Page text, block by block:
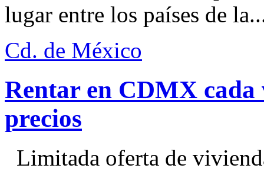
lugar entre los países de
Cd. de México
Rentar en CDMX cada
precios
Limitada oferta de